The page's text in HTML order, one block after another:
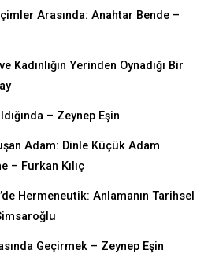
Arasında: Anahtar Bende –
Kadınlığın Yerinden Oynadığı Bir
– Zeynep Eşin
Adam: Dinle Küçük Adam
– Furkan Kılıç
Hermeneutik: Anlamanın Tarihsel
Geçirmek – Zeynep Eşin